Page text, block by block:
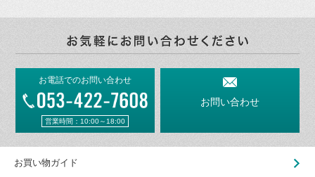
お電話でのお問い合わせ
営業時間：10:00～18:00
お問い合わせ
お買い物ガイド